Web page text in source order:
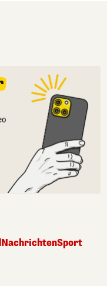
NachrichtenSport